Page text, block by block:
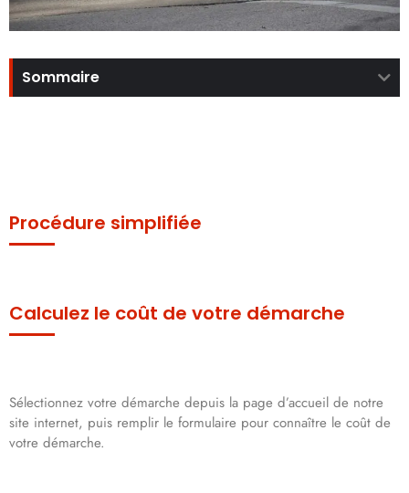
Sommaire
Procédure simplifiée
Calculez le coût de votre démarche
Sélectionnez votre démarche depuis la page d’accueil de notre
site internet, puis remplir le formulaire pour connaître le coût de
votre démarche.